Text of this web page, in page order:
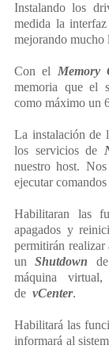
Instalando los
medida la
mejorando mucho
Con el Memory
memoria que el
como máximo un
La instalación de
los servicios de
nuestro host.
ejecutar
Habilitaran las
apagados y
permitirán realizar
unShutdown
máquina
de vCenter.
Habilitará las
informará al